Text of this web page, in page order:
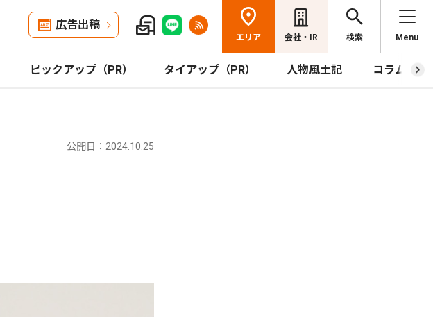
広告出稿
エリア 会社・IR 検索 Menu
ピックアップ（PR） タイアップ（PR） 人物風土記 コラム
公開日：2024.10.25